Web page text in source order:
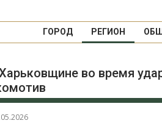
ГОРОД РЕГИОН
во время